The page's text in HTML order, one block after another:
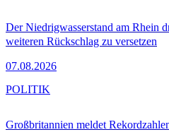
Der Niedrigwasserstand am Rhein
weiteren Rückschlag zu versetzen
07.08.2026
Großbritannien meldet
POLITIK